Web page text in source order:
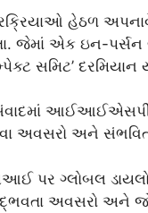
હેઠળ
જેમાં એક ઇન-
સમિટ’ દરમિયાન
અવસરો અને
પર ગ્લોબલ
અવસરો અને